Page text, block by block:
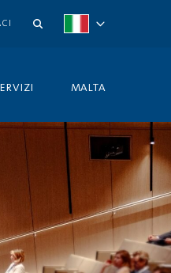
MALTA